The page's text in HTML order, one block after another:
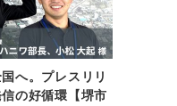
へ。プレスリリ
の好循環【堺市